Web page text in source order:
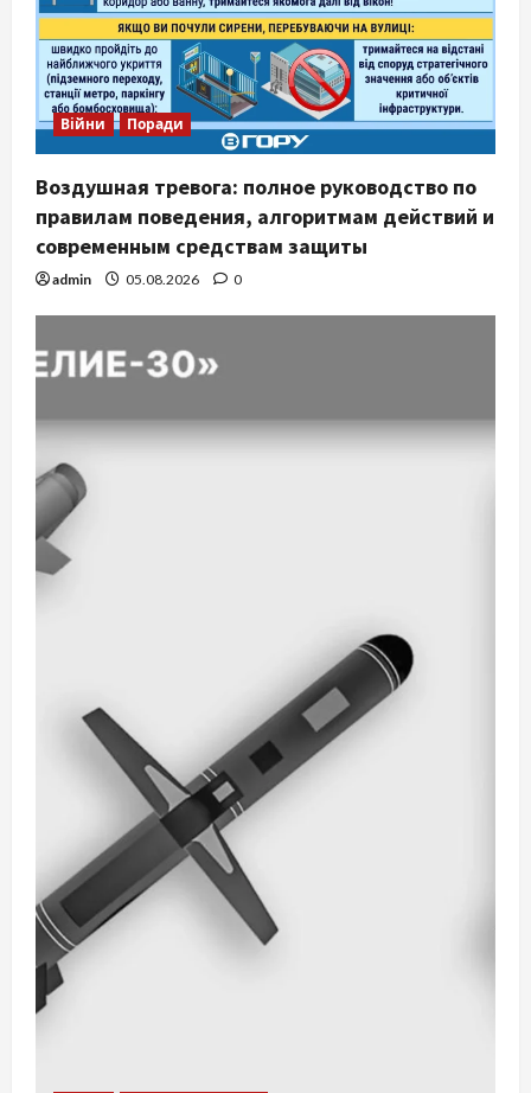
Війни Поради
Воздушная тревога: полное руководство по
правилам поведения, алгоритмам действий и
современным средствам защиты
admin 05.08.2026 0